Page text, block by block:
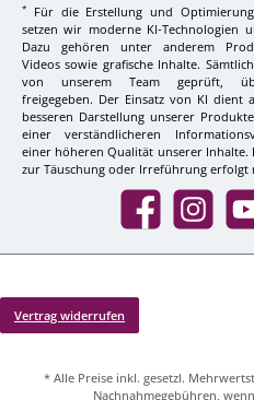
*
Für die Erstellung und
setzen wir moderne KI-Technologien
Dazu gehören unter anderem
Videos sowie grafische Inhalte.
von unserem Team geprüft,
freigegeben. Der Einsatz von KI dient
besseren Darstellung unserer
einer verständlicheren
einer höheren Qualität unserer Inhalte.
zur Täuschung oder Irreführung erfolgt
Facebook Instagram
Vertrag widerrufen
* Alle Preise inkl. gesetzl.
Nachnahmegebühren,